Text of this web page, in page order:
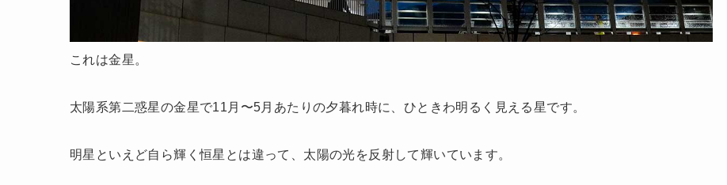
これは金星。
太陽系第二惑星の金星で11月〜5月あたりの夕暮れ時に、ひときわ明るく見える星です。
明星といえど自ら輝く恒星とは違って、太陽の光を反射して輝いています。